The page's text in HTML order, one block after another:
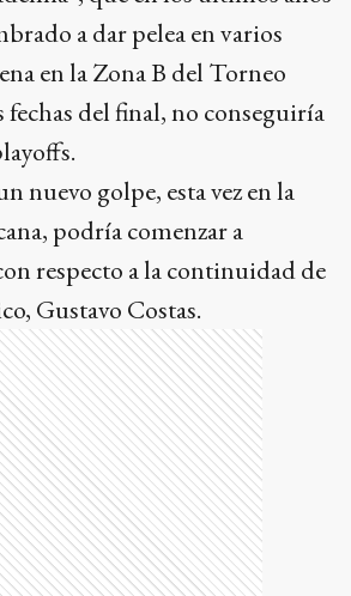
a dar pelea en varios
en la Zona B del Torneo
del final, no conseguiría
nuevo golpe, esta vez en la
podría comenzar a
respecto a la continuidad de
Gustavo Costas.